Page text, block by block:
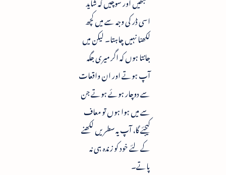
اسی ڈر کی وجہ سے میں کچھ
لکھنا نہیں چاہتا۔ لیکن میں
جانتا ہوں کہ اگر میری جگہ
آپ ہوتے اور ان واقعات
سے دوچار ہوئے ہوتے جن
سے میں ہوا ہوں تو معاف
کیجئے گا، آپ یہ سطریں لکھنے
کے لئے خود کو زندہ ہی نہ
پاتے۔